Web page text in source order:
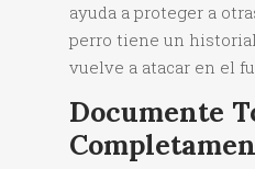
ayuda a proteger a
perro tiene un
vuelve a atacar en el
Documente